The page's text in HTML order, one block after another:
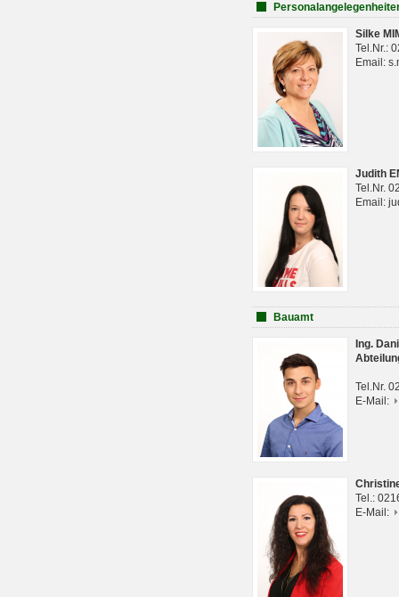
Silke
Tel.Nr.:
Email:
Judith
Tel.Nr.
Email:
Bauamt
Ing.
Tel.Nr.
E-Mail:
Tel.:
E-Mail: